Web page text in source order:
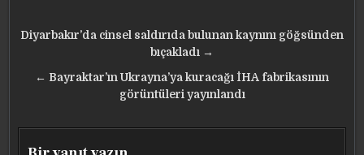
Yazı
Diyarbakır’da cinsel saldırıda bulunan kaynını göğsünden
bıçakladı →
← Bayraktar’ın Ukrayna’ya kuracağı İHA fabrikasının
görüntüleri yayınlandı